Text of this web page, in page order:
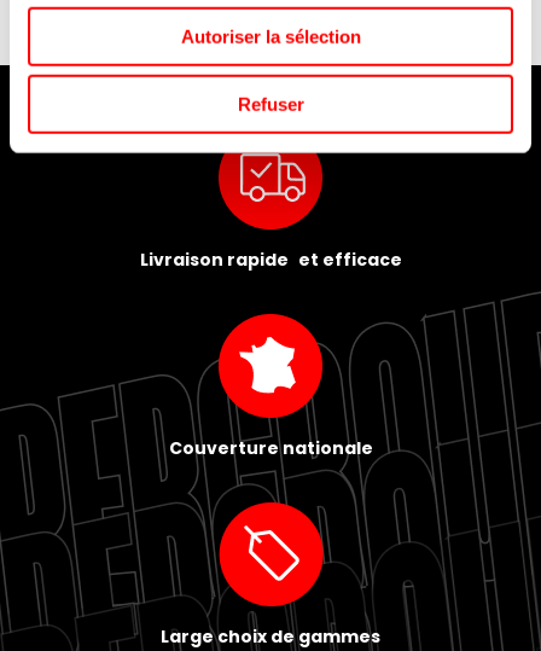
Autoriser la sélection
Refuser
Livraison rapide et efficace
Couverture nationale
Large choix de gammes